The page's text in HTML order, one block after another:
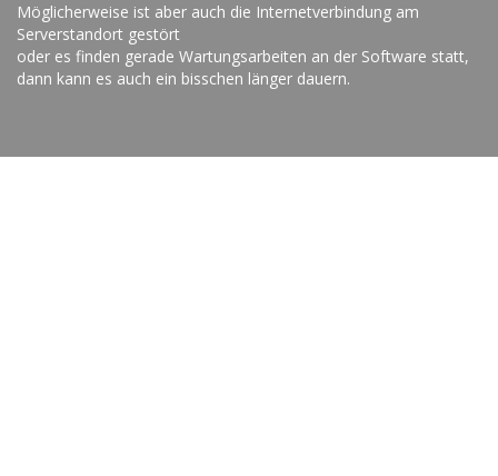
Möglicherweise ist aber auch die Internetverbindung am
Serverstandort gestört
oder es finden gerade Wartungsarbeiten an der Software statt,
dann kann es auch ein bisschen länger dauern.